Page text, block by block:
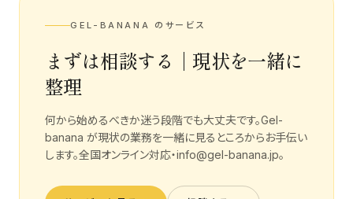
GEL-BANANA のサービス
まずは相談する｜現状を一緒に
整理
何から始めるべきか迷う段階でも大丈夫です。Gel-
banana が現状の業務を一緒に見るところからお手伝い
します。全国オンライン対応・info@gel-banana.jp。